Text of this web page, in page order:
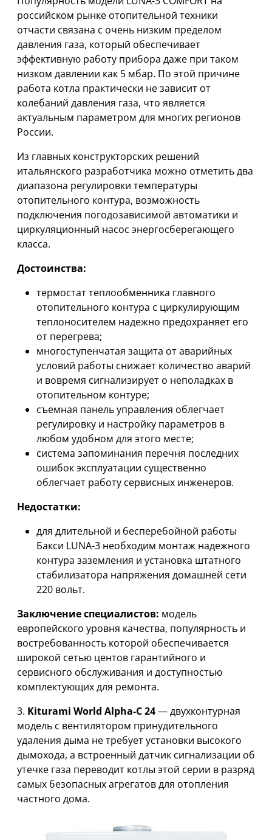
российском рынке отопительной техники
отчасти связана с очень низким пределом
давления газа, который обеспечивает
эффективную работу прибора даже при таком
низком давлении как 5 мбар. По этой причине
работа котла практически не зависит от
колебаний давления газа, что является
актуальным параметром для многих регионов
России.
Из главных конструкторских решений
итальянского разработчика можно отметить два
диапазона регулировки температуры
отопительного контура, возможность
подключения погодозависимой автоматики и
циркуляционный насос энергосберегающего
класса.
Достоинства:
термостат теплообменника главного
отопительного контура с циркулирующим
теплоносителем надежно предохраняет его
от перегрева;
многоступенчатая защита от аварийных
условий работы снижает количество аварий
и вовремя сигнализирует о неполадках в
отопительном контуре;
съемная панель управления облегчает
регулировку и настройку параметров в
любом удобном для этого месте;
система запоминания перечня последних
ошибок эксплуатации существенно
облегчает работу сервисных инженеров.
Недостатки:
для длительной и бесперебойной работы
Бакси LUNA-3 необходим монтаж надежного
контура заземления и установка штатного
стабилизатора напряжения домашней сети
220 вольт.
Заключение специалистов: модель
европейского уровня качества, популярность и
востребованность которой обеспечивается
широкой сетью центов гарантийного и
сервисного обслуживания и доступностью
комплектующих для ремонта.
3. Kiturami World Alpha-С 24— двухконтурная
модель с вентилятором принудительного
удаления дыма не требует установки высокого
дымохода, а встроенный датчик сигнализации об
утечке газа переводит котлы этой серии в разряд
самых безопасных агрегатов для отопления
частного дома.